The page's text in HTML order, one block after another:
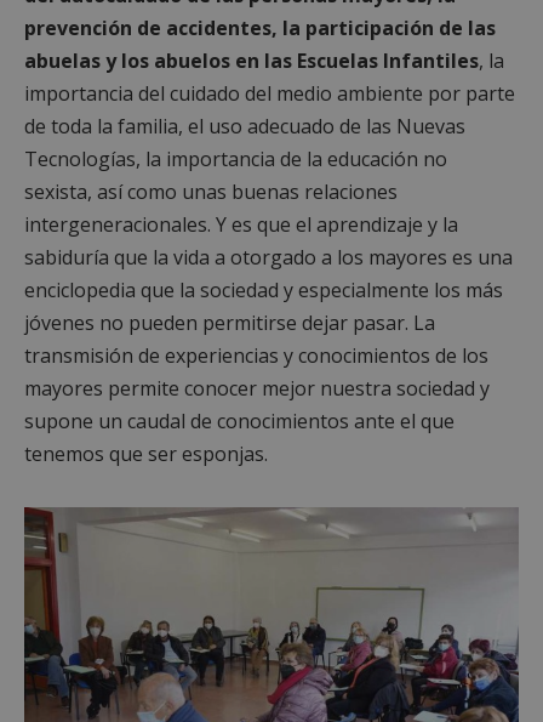
prevención de accidentes, la participación de las
abuelas y los abuelos en las Escuelas Infantiles, la
importancia del cuidado del medio ambiente por parte
de toda la familia, el uso adecuado de las Nuevas
Tecnologías, la importancia de la educación no
sexista, así como unas buenas relaciones
intergeneracionales. Y es que el aprendizaje y la
sabiduría que la vida a otorgado a los mayores es una
enciclopedia que la sociedad y especialmente los más
jóvenes no pueden permitirse dejar pasar. La
transmisión de experiencias y conocimientos de los
mayores permite conocer mejor nuestra sociedad y
supone un caudal de conocimientos ante el que
tenemos que ser esponjas.